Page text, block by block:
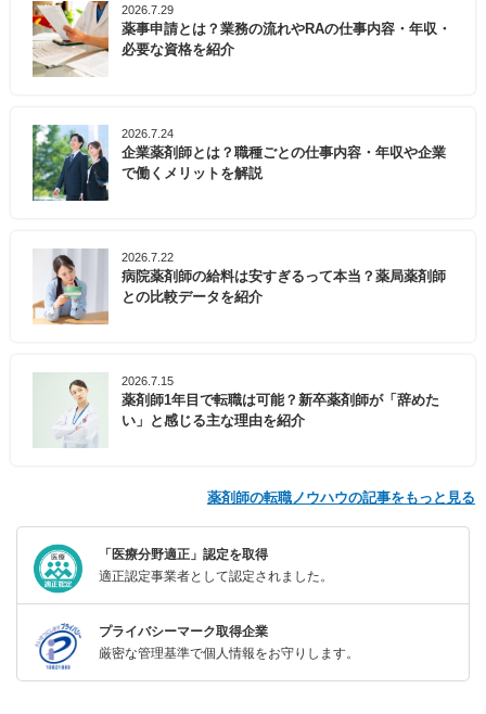
2026.7.29
薬事申請とは？業務の流れやRAの仕事内容・年収・
必要な資格を紹介
2026.7.24
企業薬剤師とは？職種ごとの仕事内容・年収や企業
で働くメリットを解説
2026.7.22
病院薬剤師の給料は安すぎるって本当？薬局薬剤師
との比較データを紹介
2026.7.15
薬剤師1年目で転職は可能？新卒薬剤師が「辞めた
い」と感じる主な理由を紹介
薬剤師の転職ノウハウの記事をもっと見る
「医療分野適正」認定を取得
適正認定事業者として認定されました。
プライバシーマーク取得企業
厳密な管理基準で個人情報をお守りします。